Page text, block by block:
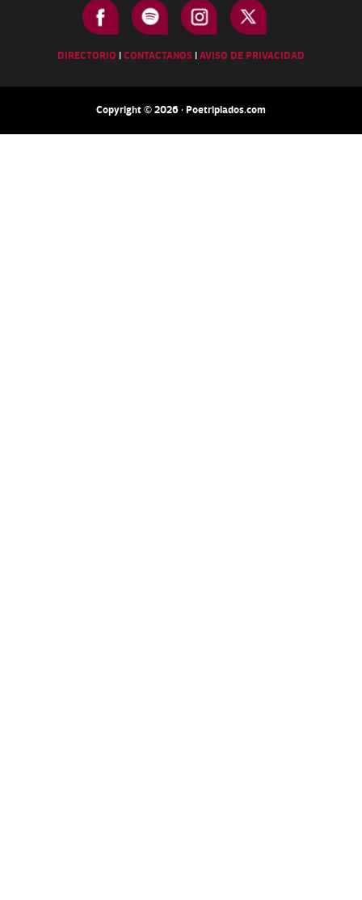
DIRECTORIO |CONTACTANOS |AVISO DE PRIVACIDAD
Copyright © 2026 · Poetripiados.com